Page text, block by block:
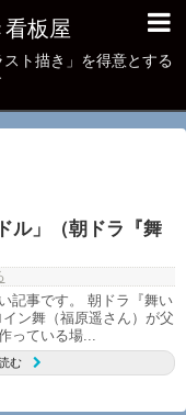
看板屋
スト描き」を得意とする
ル」（朝ドラ『舞
記事です。 朝ドラ『舞い
ン舞（福原遥さん）が父
っている場...
む